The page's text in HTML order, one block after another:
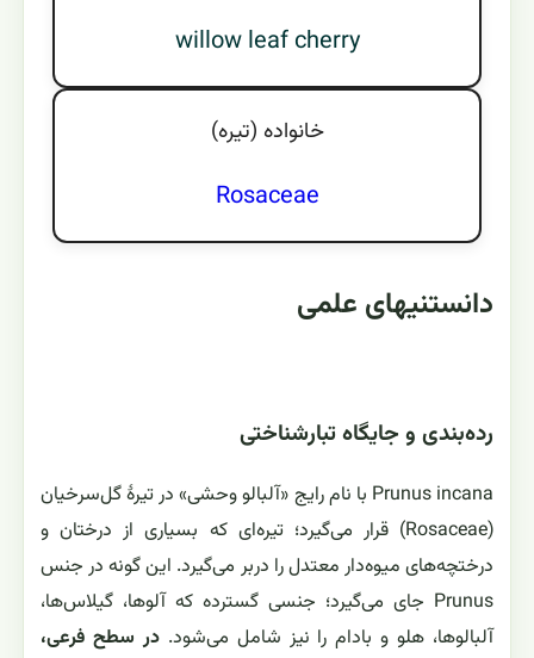
willow leaf cherry
خانواده (تيره)
Rosaceae
دانستنیهای علمی
رده‌بندی و جایگاه تبارشناختی
Prunus incana با نام رایج «آلبالو وحشی» در تیرهٔ گل‌سرخیان
(Rosaceae) قرار می‌گیرد؛ تیره‌ای که بسیاری از درختان و
درختچه‌های میوه‌دار معتدل را دربر می‌گیرد. این گونه در جنس
Prunus جای می‌گیرد؛ جنسی گسترده که آلوها، گیلاس‌ها،
آلبالوها، هلو و بادام را نیز شامل می‌شود.در سطح فرعی،